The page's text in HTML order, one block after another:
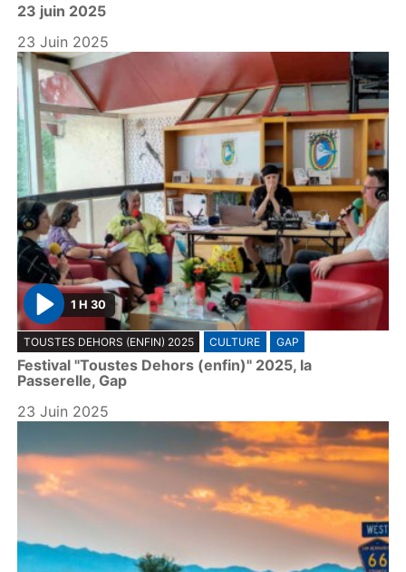
a
y
23 juin 2025
23 Juin 2025
P
l
a
y
1 H 30
TOUSTES DEHORS (ENFIN) 2025 CULTURE GAP
Festival "Toustes Dehors (enfin)" 2025, la
Passerelle, Gap
23 Juin 2025